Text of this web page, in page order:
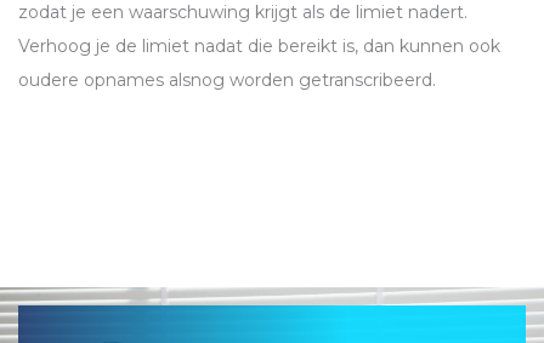
zodat je een waarschuwing krijgt als de limiet nadert.
Verhoog je de limiet nadat die bereikt is, dan kunnen ook
oudere opnames alsnog worden getranscribeerd.